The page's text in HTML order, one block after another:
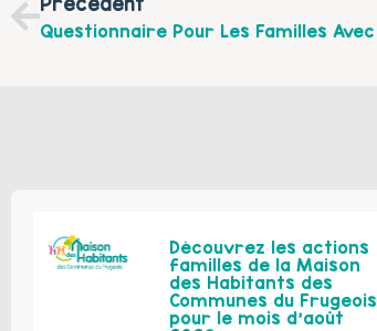
Découvrez les actions
familles de la Maison
des Habitants des
Communes du Frugeois
pour le mois d’août